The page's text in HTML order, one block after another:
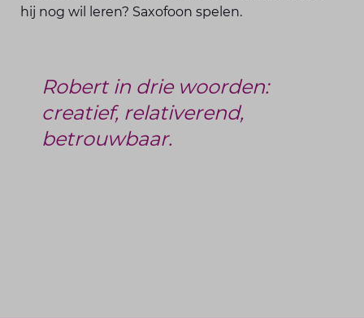
hij nog wil leren? Saxofoon spelen.
Robert in drie woorden:
creatief, relativerend,
betrouwbaar.